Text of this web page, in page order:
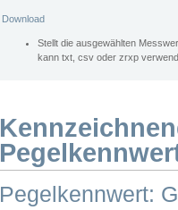
Download
Stellt die ausgewählten
kann txt, csv oder zrxp
Pegelkennwert: